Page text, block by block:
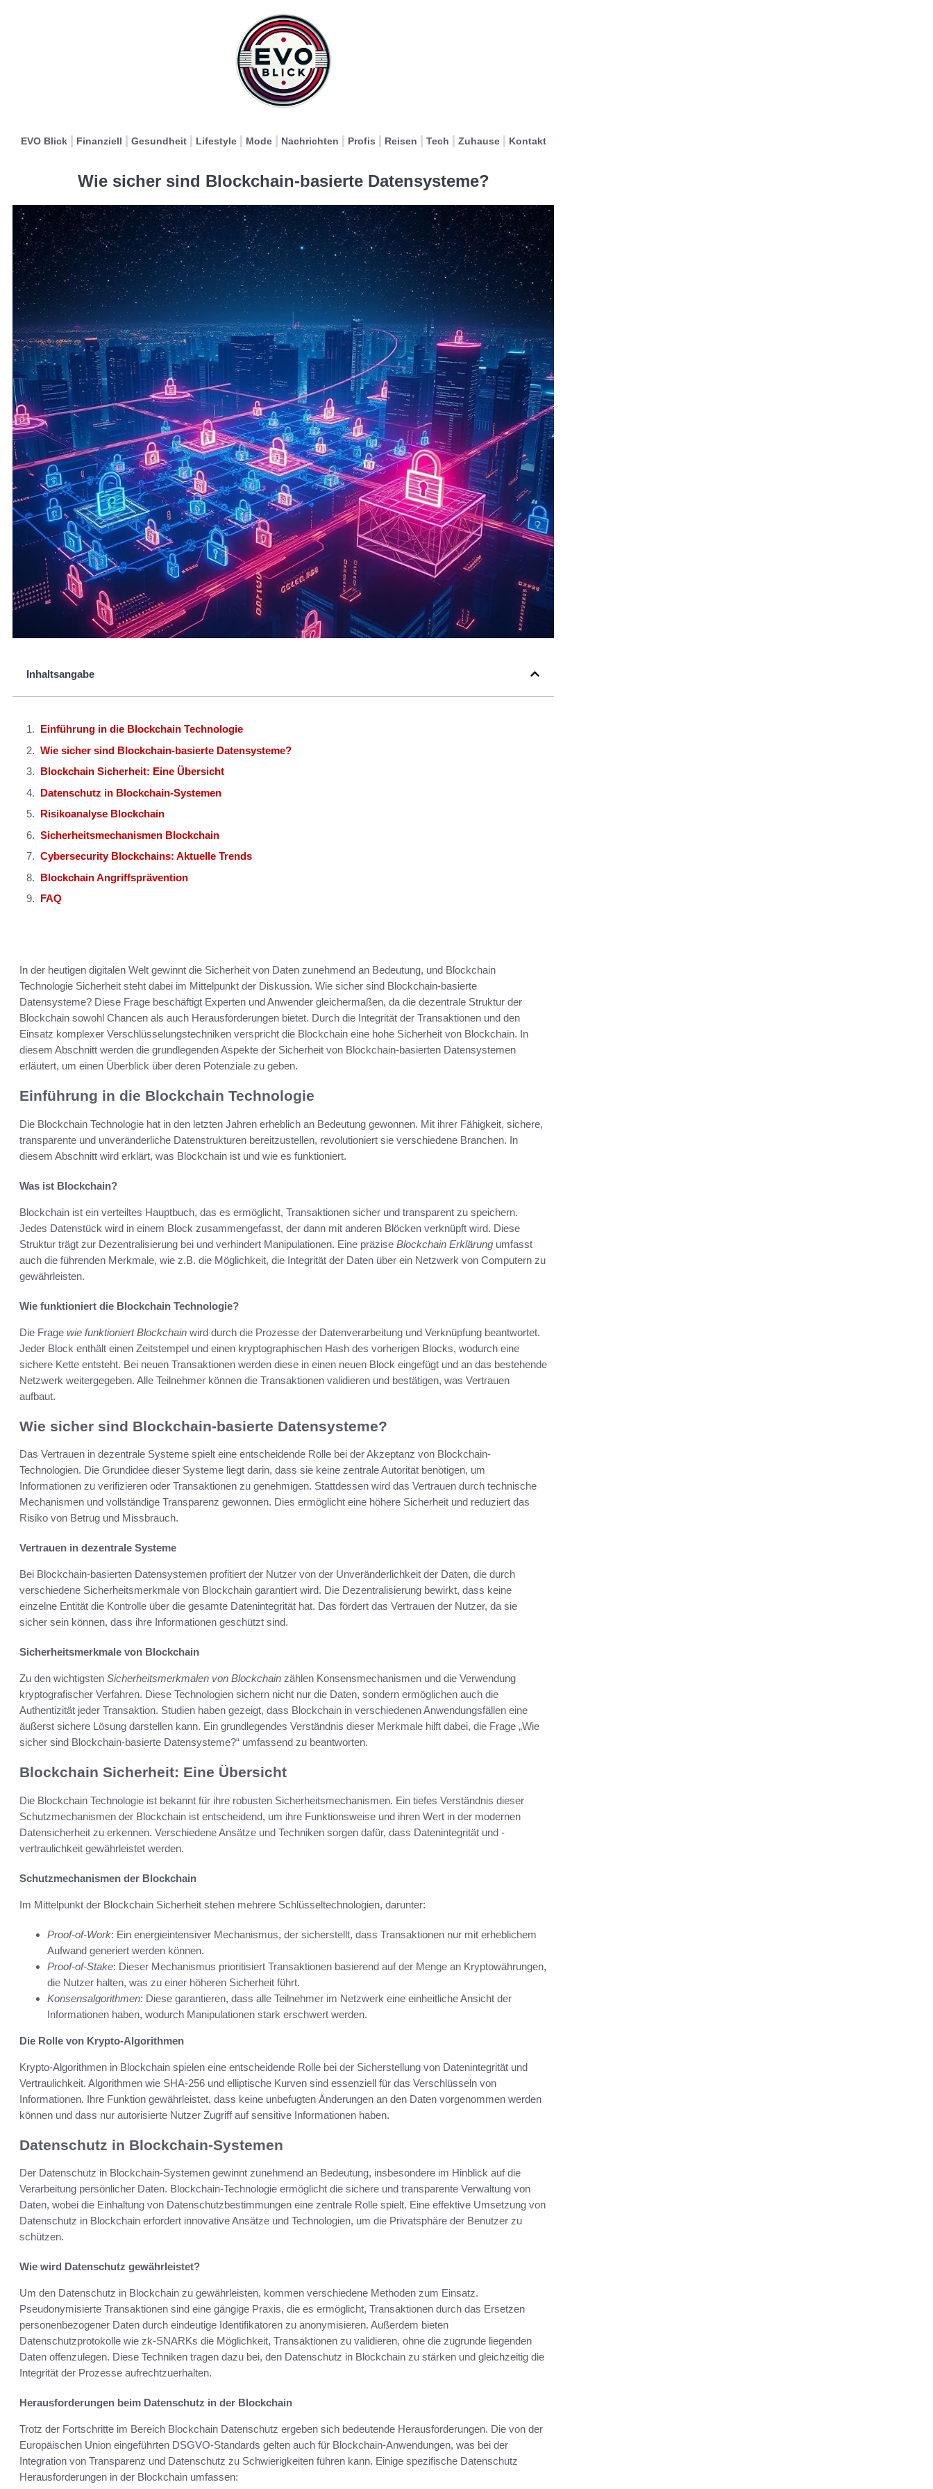
EVO Blick Finanziell Gesundheit Lifestyle Mode Nachrichten Profis Reisen Tech Zuhause Kontakt
Wie sicher sind Blockchain-basierte Datensysteme?
Inhaltsangabe
Einführung in die Blockchain Technologie
Wie sicher sind Blockchain-basierte Datensysteme?
Blockchain Sicherheit: Eine Übersicht
Datenschutz in Blockchain-Systemen
Risikoanalyse Blockchain
Sicherheitsmechanismen Blockchain
Cybersecurity Blockchains: Aktuelle Trends
Blockchain Angriffsprävention
FAQ
In der heutigen digitalen Welt gewinnt die Sicherheit von Daten zunehmend an Bedeutung, und Blockchain
Technologie Sicherheit steht dabei im Mittelpunkt der Diskussion. Wie sicher sind Blockchain-basierte
Datensysteme? Diese Frage beschäftigt Experten und Anwender gleichermaßen, da die dezentrale Struktur der
Blockchain sowohl Chancen als auch Herausforderungen bietet. Durch die Integrität der Transaktionen und den
Einsatz komplexer Verschlüsselungstechniken verspricht die Blockchain eine hohe Sicherheit von Blockchain. In
diesem Abschnitt werden die grundlegenden Aspekte der Sicherheit von Blockchain-basierten Datensystemen
erläutert, um einen Überblick über deren Potenziale zu geben.
Einführung in die Blockchain Technologie
Die Blockchain Technologie hat in den letzten Jahren erheblich an Bedeutung gewonnen. Mit ihrer Fähigkeit, sichere,
transparente und unveränderliche Datenstrukturen bereitzustellen, revolutioniert sie verschiedene Branchen. In
diesem Abschnitt wird erklärt, was Blockchain ist und wie es funktioniert.
Was ist Blockchain?
Blockchain ist ein verteiltes Hauptbuch, das es ermöglicht, Transaktionen sicher und transparent zu speichern.
Jedes Datenstück wird in einem Block zusammengefasst, der dann mit anderen Blöcken verknüpft wird. Diese
Struktur trägt zur Dezentralisierung bei und verhindert Manipulationen. Eine präzise Blockchain Erklärung umfasst
auch die führenden Merkmale, wie z.B. die Möglichkeit, die Integrität der Daten über ein Netzwerk von Computern zu
gewährleisten.
Wie funktioniert die Blockchain Technologie?
Die Frage wie funktioniert Blockchain wird durch die Prozesse der Datenverarbeitung und Verknüpfung beantwortet.
Jeder Block enthält einen Zeitstempel und einen kryptographischen Hash des vorherigen Blocks, wodurch eine
sichere Kette entsteht. Bei neuen Transaktionen werden diese in einen neuen Block eingefügt und an das bestehende
Netzwerk weitergegeben. Alle Teilnehmer können die Transaktionen validieren und bestätigen, was Vertrauen
aufbaut.
Wie sicher sind Blockchain-basierte Datensysteme?
Das Vertrauen in dezentrale Systeme spielt eine entscheidende Rolle bei der Akzeptanz von Blockchain-
Technologien. Die Grundidee dieser Systeme liegt darin, dass sie keine zentrale Autorität benötigen, um
Informationen zu verifizieren oder Transaktionen zu genehmigen. Stattdessen wird das Vertrauen durch technische
Mechanismen und vollständige Transparenz gewonnen. Dies ermöglicht eine höhere Sicherheit und reduziert das
Risiko von Betrug und Missbrauch.
Vertrauen in dezentrale Systeme
Bei Blockchain-basierten Datensystemen profitiert der Nutzer von der Unveränderlichkeit der Daten, die durch
verschiedene Sicherheitsmerkmale von Blockchain garantiert wird. Die Dezentralisierung bewirkt, dass keine
einzelne Entität die Kontrolle über die gesamte Datenintegrität hat. Das fördert das Vertrauen der Nutzer, da sie
sicher sein können, dass ihre Informationen geschützt sind.
Sicherheitsmerkmale von Blockchain
Zu den wichtigsten Sicherheitsmerkmalen von Blockchain zählen Konsensmechanismen und die Verwendung
kryptografischer Verfahren. Diese Technologien sichern nicht nur die Daten, sondern ermöglichen auch die
Authentizität jeder Transaktion. Studien haben gezeigt, dass Blockchain in verschiedenen Anwendungsfällen eine
äußerst sichere Lösung darstellen kann. Ein grundlegendes Verständnis dieser Merkmale hilft dabei, die Frage „Wie
sicher sind Blockchain-basierte Datensysteme?“ umfassend zu beantworten.
Blockchain Sicherheit: Eine Übersicht
Die Blockchain Technologie ist bekannt für ihre robusten Sicherheitsmechanismen. Ein tiefes Verständnis dieser
Schutzmechanismen der Blockchain ist entscheidend, um ihre Funktionsweise und ihren Wert in der modernen
Datensicherheit zu erkennen. Verschiedene Ansätze und Techniken sorgen dafür, dass Datenintegrität und -
vertraulichkeit gewährleistet werden.
Schutzmechanismen der Blockchain
Im Mittelpunkt der Blockchain Sicherheit stehen mehrere Schlüsseltechnologien, darunter:
Proof-of-Work: Ein energieintensiver Mechanismus, der sicherstellt, dass Transaktionen nur mit erheblichem
Aufwand generiert werden können.
Proof-of-Stake: Dieser Mechanismus prioritisiert Transaktionen basierend auf der Menge an Kryptowährungen,
die Nutzer halten, was zu einer höheren Sicherheit führt.
Konsensalgorithmen: Diese garantieren, dass alle Teilnehmer im Netzwerk eine einheitliche Ansicht der
Informationen haben, wodurch Manipulationen stark erschwert werden.
Die Rolle von Krypto-Algorithmen
Krypto-Algorithmen in Blockchain spielen eine entscheidende Rolle bei der Sicherstellung von Datenintegrität und
Vertraulichkeit. Algorithmen wie SHA-256 und elliptische Kurven sind essenziell für das Verschlüsseln von
Informationen. Ihre Funktion gewährleistet, dass keine unbefugten Änderungen an den Daten vorgenommen werden
können und dass nur autorisierte Nutzer Zugriff auf sensitive Informationen haben.
Datenschutz in Blockchain-Systemen
Der Datenschutz in Blockchain-Systemen gewinnt zunehmend an Bedeutung, insbesondere im Hinblick auf die
Verarbeitung persönlicher Daten. Blockchain-Technologie ermöglicht die sichere und transparente Verwaltung von
Daten, wobei die Einhaltung von Datenschutzbestimmungen eine zentrale Rolle spielt. Eine effektive Umsetzung von
Datenschutz in Blockchain erfordert innovative Ansätze und Technologien, um die Privatsphäre der Benutzer zu
schützen.
Wie wird Datenschutz gewährleistet?
Um den Datenschutz in Blockchain zu gewährleisten, kommen verschiedene Methoden zum Einsatz.
Pseudonymisierte Transaktionen sind eine gängige Praxis, die es ermöglicht, Transaktionen durch das Ersetzen
personenbezogener Daten durch eindeutige Identifikatoren zu anonymisieren. Außerdem bieten
Datenschutzprotokolle wie zk-SNARKs die Möglichkeit, Transaktionen zu validieren, ohne die zugrunde liegenden
Daten offenzulegen. Diese Techniken tragen dazu bei, den Datenschutz in Blockchain zu stärken und gleichzeitig die
Integrität der Prozesse aufrechtzuerhalten.
Herausforderungen beim Datenschutz in der Blockchain
Trotz der Fortschritte im Bereich Blockchain Datenschutz ergeben sich bedeutende Herausforderungen. Die von der
Europäischen Union eingeführten DSGVO-Standards gelten auch für Blockchain-Anwendungen, was bei der
Integration von Transparenz und Datenschutz zu Schwierigkeiten führen kann. Einige spezifische Datenschutz
Herausforderungen in der Blockchain umfassen: